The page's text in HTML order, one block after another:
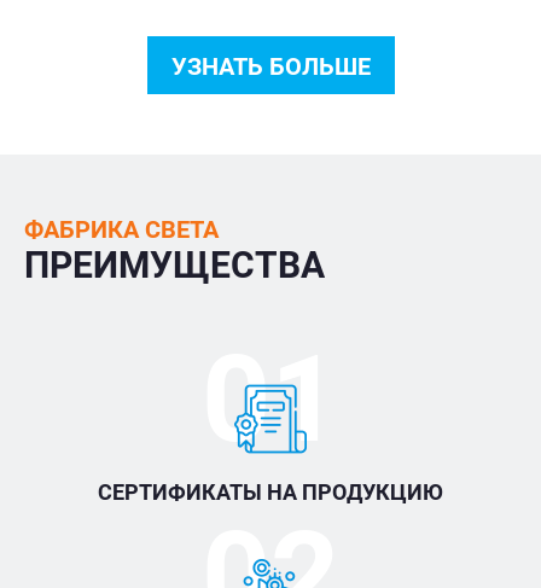
УЗНАТЬ БОЛЬШЕ
ФАБРИКА СВЕТА
ПРЕИМУЩЕСТВА
01
СЕРТИФИКАТЫ НА ПРОДУКЦИЮ